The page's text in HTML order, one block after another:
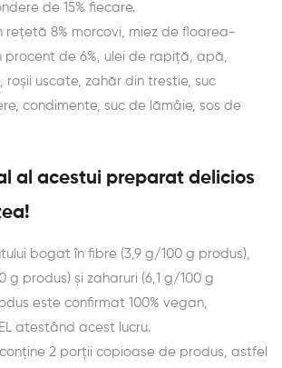
de 15% fiecare.
rețetă 8% morcovi, miez de floarea-
procent de 6%, ulei de rapiță, apă,
uscate, zahăr din trestie, suc
condimente, suc de lămâie, sos de
al acestui preparat delicios
bogat în fibre (3,9 g/100 g produs),
g produs) și zaharuri (6,1 g/100 g
este confirmat 100% vegan,
atestând acest lucru.
2 porții copioase de produs, astfel